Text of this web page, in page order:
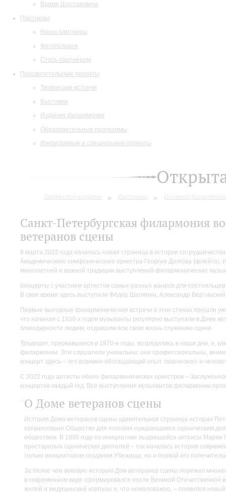
Время Шостаковича
Партнеры
Наши партнеры
Фотогалерея
Стать партнером
Просветительские проекты
Творческие встречи
Выставки
Издания филармонии
Образовательные программы
Инклюзивные и специальные проекты
Творческие встречи Выставки Издания
Санкт-Петербургская филармония
ветеранов сцены
8 марта 2022 года началась новая страница в истории
Академического симфонического оркестра Георгия Долгова
многолетней и важной традиции выступлений филармонических
Концерты с участием артистов самых разных жанров для
В свое время здесь выступали Фёдор Шаляпин, Александр Вертинский
Первые выездные филармонические встречи в этих стенах прошли
что начиная с 1930-х годов музыканты регулярно выступали в Доме
благодарности людям, отдавшим всю свою жизнь служению сцене.
Традиция, прервавшаяся в 1970-е годы, возродилась в наши дни, и,
филармонии. Эти слушатели уникальны: они профессиональны,
концерт здесь – это взаимно обогащающий опыт творческого и
С 2022 года артисты обоих филармонических оркестров –
концертов каждый год. Все выступления музыкантов филармонии
О Доме ветеранов сцены
История Дома ветеранов сцены удивительная страница истории
организовано Общество для пособия нуждающимся сценическим
обществом. В 1895 году по инициативе выдающейся актрисы
престарелых сценических деятелей – так началась история
только инициатором создания Убежища, но и первой его
За более чем вековую историю Дом ветеранов сцены пережил
в современном виде сформировался после Великой Отечественной
жилой и медицинский корпусы и, что немаловажно, – появился